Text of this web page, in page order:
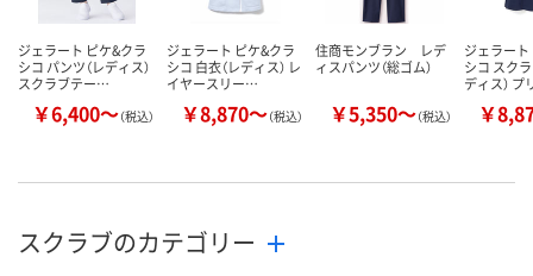
ジェラート ピケ&クラ
シコ パンツ（レディス）
スクラブテー…
￥6,400～（税込）
ジェラート ピケ&クラ
シコ 白衣（レディス） レ
イヤースリー…
￥8,870～（税込）
住商モンブラン レデ
ィスパンツ（総ゴム）
￥5,350～（税込）
ジェラー
シコ スク
ディス）
￥
スクラブのカテゴリー